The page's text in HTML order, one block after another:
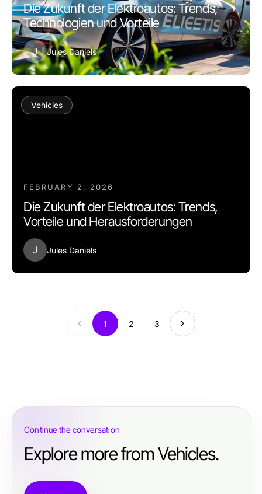
Die Zukunft der Elektroautos: Trends,
Technologien und Vorteile
J Jules Daniels
Vehicles
FEBRUARY 2, 2026
Die Zukunft der Elektroautos: Trends,
Vorteile und Herausforderungen
J Jules Daniels
1 2 3
Continue the conversation
Explore more from Vehicles.